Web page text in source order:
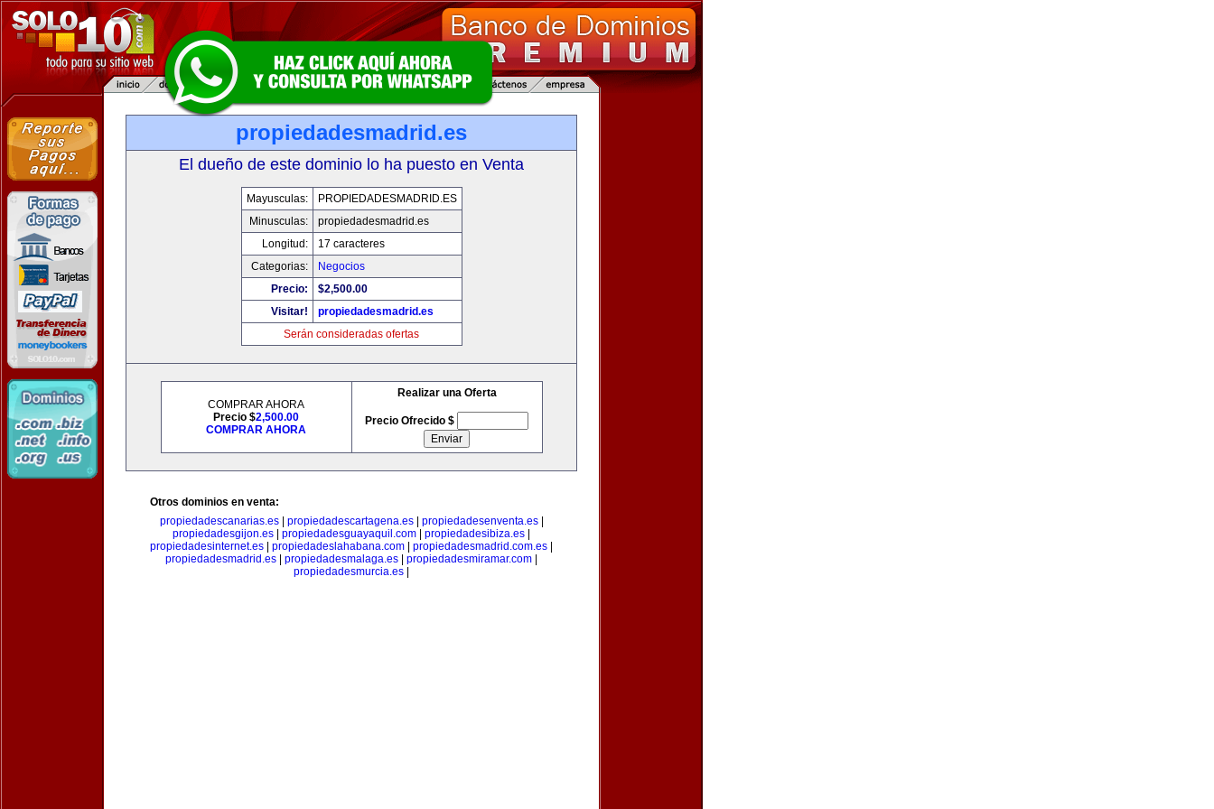
propiedadesmadrid.es
El dueño de este dominio lo ha puesto en Venta
Mayusculas:
PROPIEDADESMADRID.ES
Minusculas:
propiedadesmadrid.es
Longitud:
17 caracteres
Categorias:
Negocios
Precio:
$2,500.00
Visitar!
propiedadesmadrid.es
Serán consideradas ofertas
COMPRAR AHORA
Precio $2,500.00
COMPRAR AHORA
Realizar una Oferta
Precio Ofrecido $
Otros dominios en venta:
propiedadescanarias.es| propiedadescartagena.es| propiedadesenventa.es|
propiedadesgijon.es
propiedadesguayaquil.com propiedadesibiza.es
propiedadesinternet.es
propiedadeslahabana.com propiedadesmadrid.com.es
propiedadesmadrid.es
propiedadesmalaga.es propiedadesmiramar.com
propiedadesmurcia.es